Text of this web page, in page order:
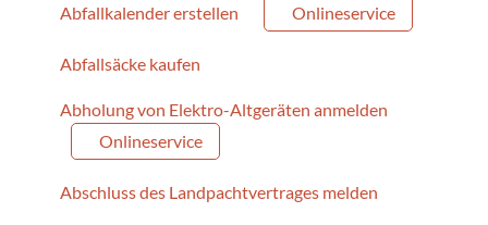
Abfallkalender erstellen Onlineservice
Abfallsäcke kaufen
Abholung von Elektro-Altgeräten anmelden
Onlineservice
Abschluss des Landpachtvertrages melden